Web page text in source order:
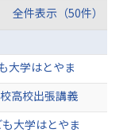
全件表示（50件）
大学はとやま
高校出張講義
大学はとやま